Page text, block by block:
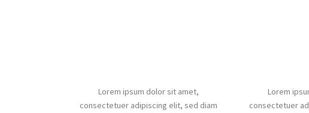
Lorem ipsum dolor sit amet,
consectetuer adipiscing elit, sed diam
Lorem
consectetuer